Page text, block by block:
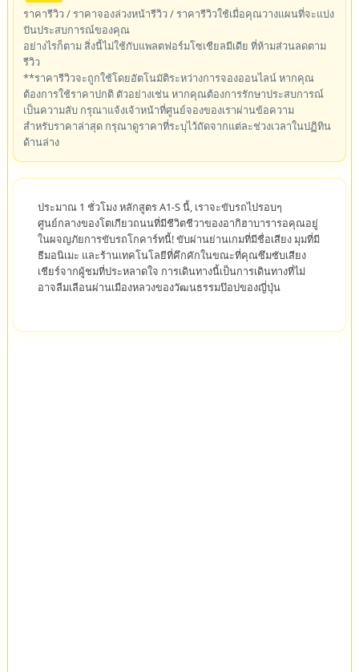
ราคารีวิว / ราคาจองล่วงหน้ารีวิว / ราคารีวิวใช้เมื่อคุณวางแผนที่จะแบ่ง
ปันประสบการณ์ของคุณ
อย่างไรก็ตาม สิ่งนี้ไม่ใช้กับแพลตฟอร์มโซเชียลมีเดีย ที่ห้ามส่วนลดตาม
รีวิว
**ราคารีวิวจะถูกใช้โดยอัตโนมัติระหว่างการจองออนไลน์ หากคุณ
ต้องการใช้ราคาปกติ ตัวอย่างเช่น หากคุณต้องการรักษาประสบการณ์
เป็นความลับ กรุณาแจ้งเจ้าหน้าที่ศูนย์จองของเราผ่านข้อความ
สำหรับราคาล่าสุด กรุณาดูราคาที่ระบุไว้ถัดจากแต่ละช่วงเวลาในปฏิทิน
ด้านล่าง
ประมาณ 1 ชั่วโมง หลักสูตร A1-S นี้, เราจะขับรถไปรอบๆ
ศูนย์กลางของโตเกียวถนนที่มีชีวิตชีวาของอากิฮาบารารอคุณอยู่
ในผจญภัยการขับรถโกคาร์ทนี้! ขับผ่านย่านเกมที่มีชื่อเสียง มุมที่มี
ธีมอนิเมะ และร้านเทคโนโลยีที่คึกคักในขณะที่คุณซึมซับเสียง
เชียร์จากผู้ชมที่ประหลาดใจ การเดินทางนี้เป็นการเดินทางที่ไม่
อาจลืมเลือนผ่านเมืองหลวงของวัฒนธรรมป๊อปของญี่ปุ่น